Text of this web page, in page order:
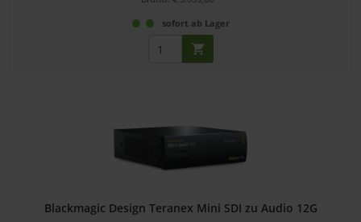
sofort ab Lager
Blackmagic Design Teranex Mini SDI zu Audio 12G